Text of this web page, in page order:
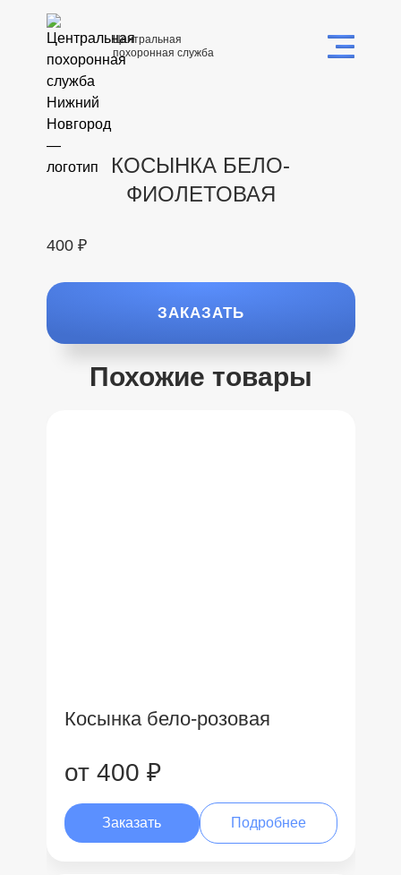
Центральная
похоронная служба
КОСЫНКА БЕЛО-
ФИОЛЕТОВАЯ
400 ₽
ЗАКАЗАТЬ
Похожие товары
Косынка бело-розовая
от 400 ₽
Заказать Подробнее